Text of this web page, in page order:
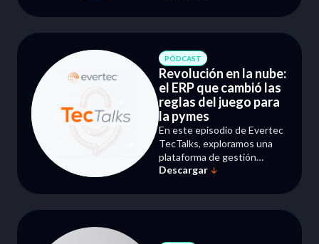
compra, mejora la
experiencia de tus clientes y
confianza.
PÓDCAST
Revolución en la nube:
el ERP que cambió las
reglas del juego para
la pymes
En este episodio de Evertec
TecTalks, exploramos una
plataforma de gestión
empresarial en la nube que
operaciones de las pymes.
Entérate aquí de cómo
Descargar